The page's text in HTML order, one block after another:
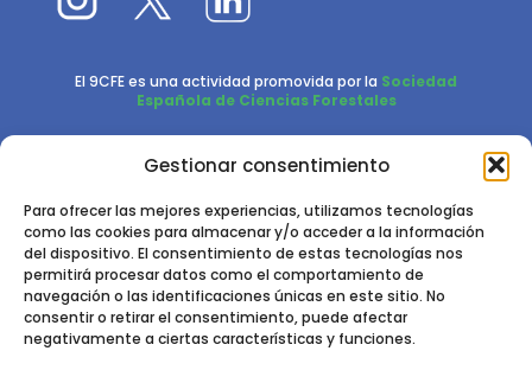
Gestionar consentimiento
Para ofrecer las mejores experiencias, utilizamos tecnologías
como las cookies para almacenar y/o acceder a la información
del dispositivo. El consentimiento de estas tecnologías nos
permitirá procesar datos como el comportamiento de
navegación o las identificaciones únicas en este sitio. No
consentir o retirar el consentimiento, puede afectar
negativamente a ciertas características y funciones.
El 9CFE es una actividad promovida por la Sociedad
Española de Ciencias Forestales
Instituto de Ciencias Forestales, INIA-CSIC